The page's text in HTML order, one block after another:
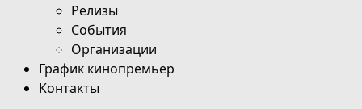
Релизы
События
Организации
График кинопремьер
Контакты